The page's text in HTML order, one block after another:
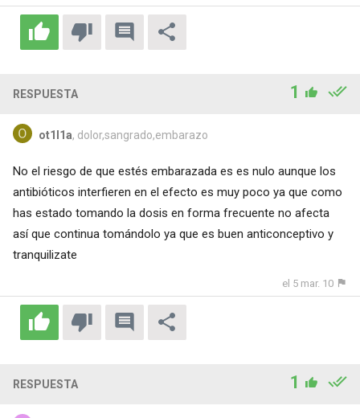
RESPUESTA 1
ot1l1a, dolor,sangrado,embarazo
No el riesgo de que estés embarazada es es nulo aunque los
antibióticos interfieren en el efecto es muy poco ya que como
has estado tomando la dosis en forma frecuente no afecta
así que continua tomándolo ya que es buen anticonceptivo y
tranquilizate
el 5 mar. 10
RESPUESTA 1